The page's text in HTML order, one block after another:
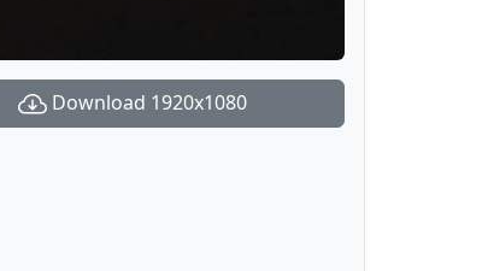
Download 1920x1080